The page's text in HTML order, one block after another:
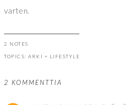
varten.
2 NOTES
TOPICS: ARKI + LIFESTYLE
2 KOMMENTTIA